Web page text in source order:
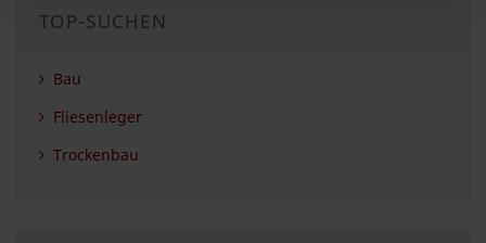
TOP-SUCHEN
Bau
Fliesenleger
Trockenbau